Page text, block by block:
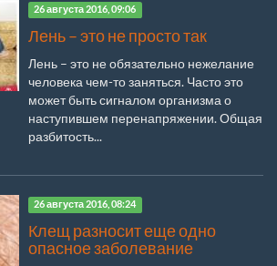
26 августа 2016, 09:06
Лень – это не просто так
Лень – это не обязательно нежелание
человека чем-то заняться. Часто это
может быть сигналом организма о
наступившем перенапряжении. Общая
разбитость...
26 августа 2016, 08:24
Клещ разносит еще одно
опасное заболевание